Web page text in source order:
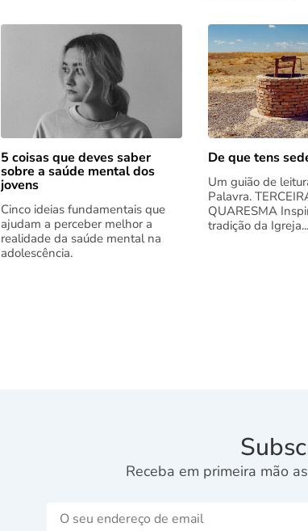
5 coisas que deves saber
sobre a saúde mental dos
jovens
Cinco ideias fundamentais que
ajudam a perceber melhor a
realidade da saúde mental na
adolescência.
De que tens
Um guião de
Palavra.
QUARESMA
tradição da Igreja...
Receba em primeira mão